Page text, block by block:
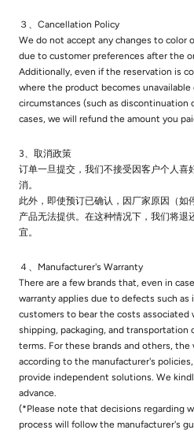
３、Cancellation Policy
We do not accept any changes to color
due to customer preferences after the
Additionally, even if the reservation is
where the product becomes
circumstances (such as discontinuation
cases, we will refund the amount you
3、取消政策
订单一旦提交，我们不接受因客户个人喜
消。
此外，即使预订已确认，因厂家原因（如
产品无法提供。在这种情况下，我们将退
宜。
４、Manufacturer's Warranty
There are a few brands that, even in
warranty applies due to defects such
customers to bear the costs associated
shipping, packaging, and
terms. For these brands and others, the
according to the manufacturer's
provide independent solutions. We
advance.
(*Please note that decisions regarding
process will follow the manufacturer's